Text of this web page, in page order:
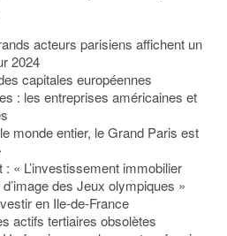
acteurs parisiens affichent un
2024
capitales européennes
: les entreprises américaines et
monde entier, le Grand Paris est
« L’investissement immobilier
des Jeux olympiques »
en Ile-de-France
actifs tertiaires obsolètes